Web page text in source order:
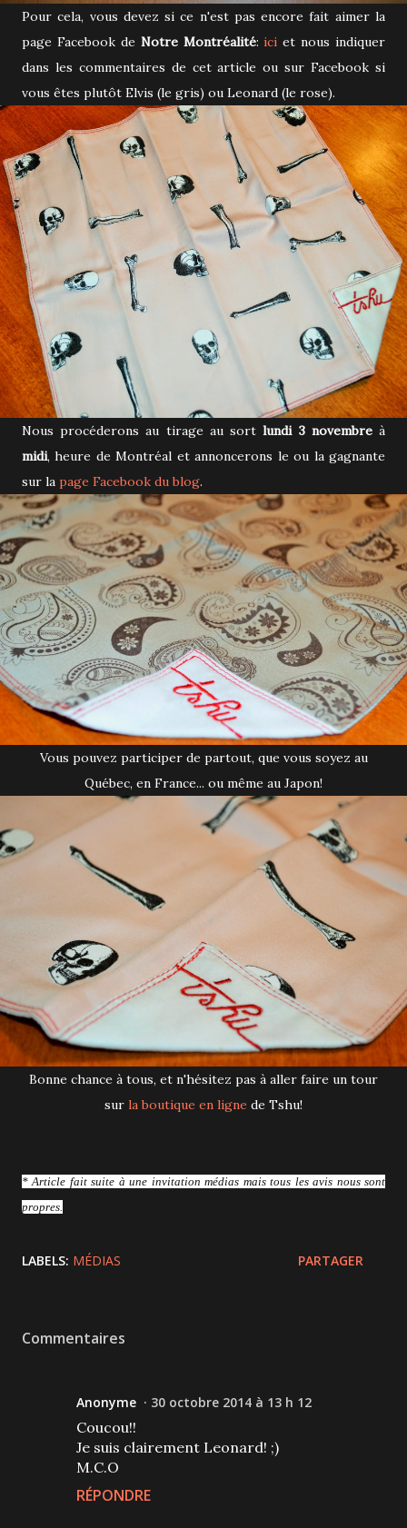
Pour cela, vous devez si ce n'est pas encore fait aimer la
page Facebook de Notre Montréalité:ici et nous indiquer
dans les commentaires de cet article ou sur Facebook si
vous êtes plutôt Elvis (le gris) ou Leonard (le rose).
Nous procéderons au tirage au sortlundi 3 novembreà
midi, heure de Montréal et annoncerons le ou la gagnante
sur la page Facebook du blog.
Vous pouvez participer de partout, que vous soyez au
Québec, en France... ou même au Japon!
Bonne chance à tous, et n'hésitez pas à aller faire un tour
sur la boutique en ligne de Tshu!
* Article fait suite à une invitation médias mais tous les avis nous sont
propres.
LABELS: MÉDIAS PARTAGER
Commentaires
Anonyme 30 octobre 2014 à 13 h 12
Coucou!!
Je suis clairement Leonard! ;)
M.C.O
RÉPONDRE